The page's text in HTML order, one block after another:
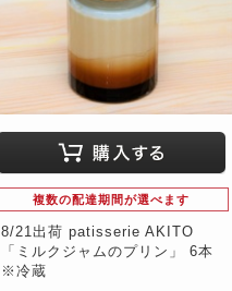
複数の配達期間が選べます
8/21出荷 patisserie AKITO
「ミルクジャムのプリン」 6本
※冷蔵